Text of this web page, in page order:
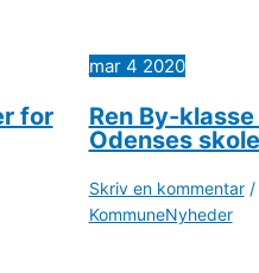
for
mar 4 2020
Ren By-
Odenses
Skriv en kommentar /
KommuneNyheder